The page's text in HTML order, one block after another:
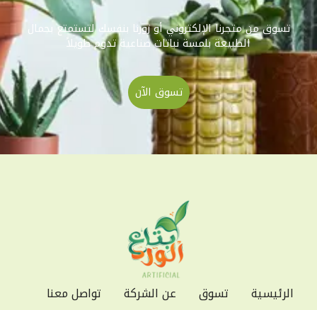
تسوق من متجرنا الإلكتروني أو زورنا بنفسك لتستمتع بجمال
الطبيعة بلمسة نباتات صناعية تدوم طويلاً
تسوق الآن
الرئيسية تسوق عن الشركة
تواصل معنا